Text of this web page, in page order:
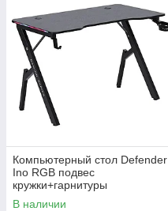
Компьютерный стол Defender
Ino RGB подвес
кружки+гарнитуры
В наличии